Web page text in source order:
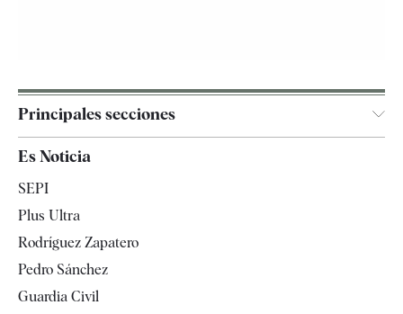
Principales secciones
España
Televisión
Es Noticia
SEPI
Plus Ultra
Rodríguez Zapatero
Pedro Sánchez
Guardia Civil